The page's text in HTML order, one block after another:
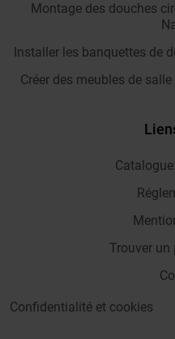
Montage des douches
Installer les banquettes de
Créer des meubles de
Trouver un
Confidentialité et cookies